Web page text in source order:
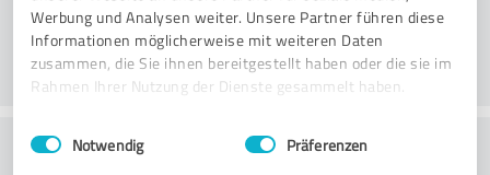
Werbung und Analysen weiter. Unsere Partner führen diese
Informationen möglicherweise mit weiteren Daten
zusammen, die Sie ihnen bereitgestellt haben oder die sie im
Rahmen Ihrer Nutzung der Dienste gesammelt haben.
Impressum Datenschutzbestimmungen
Einwilligungsauswahl
Notwendig Präferenzen
Müşteri Hizmetleri